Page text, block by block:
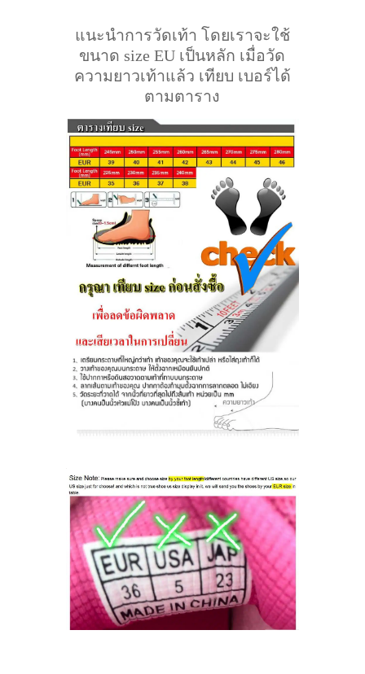
แนะนำการวัดเท้า โดยเราจะใช้
ขนาด size EU เป็นหลัก เมื่อวัด
ความยาวเท้าแล้ว เทียบ เบอร์ได้
ตามตาราง